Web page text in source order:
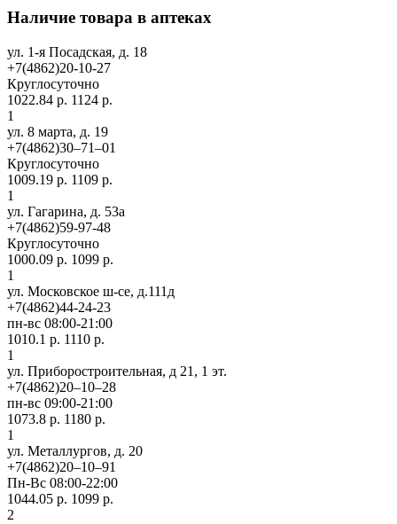
Наличие товара в аптеках
ул. 1-я Посадская, д. 18
+7(4862)20-10-27
Круглосуточно
1022.84 р. 1124 р.
1
ул. 8 марта, д. 19
+7(4862)30‒71‒01
Круглосуточно
1009.19 р. 1109 р.
1
ул. Гагарина, д. 53а
+7(4862)59-97-48
Круглосуточно
1000.09 р. 1099 р.
1
ул. Московское ш-се, д.111д
+7(4862)44-24-23
пн-вс 08:00-21:00
1010.1 р. 1110 р.
1
ул. Приборостроительная, д 21, 1 эт.
+7(4862)20‒10‒28
пн-вс 09:00-21:00
1073.8 р. 1180 р.
1
ул. ​Металлургов, д. 20
+7(4862)20‒10‒91
Пн-Вс 08:00-22:00
1044.05 р. 1099 р.
2